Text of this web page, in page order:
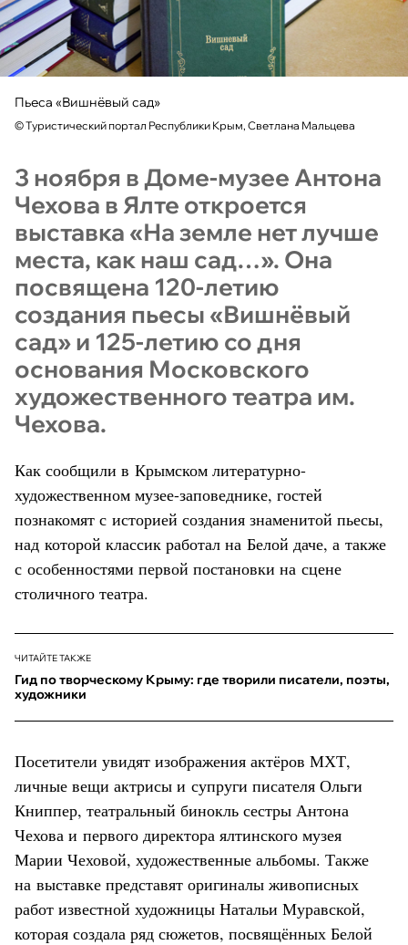
Пьеса «Вишнёвый сад»
©Туристический портал Республики Крым, Светлана Мальцева
3 ноября в Доме-музее Антона
Чехова в Ялте откроется
выставка «На земле нет лучше
места, как наш сад…». Она
посвящена 120-летию
создания пьесы «Вишнёвый
сад» и 125-летию со дня
основания Московского
художественного театра им.
Чехова.
Как сообщили в Крымском литературно-
художественном музее-заповеднике, гостей
познакомят с историей создания знаменитой пьесы,
над которой классик работал на Белой даче, а также
с особенностями первой постановки на сцене
столичного театра.
ЧИТАЙТЕ ТАКЖЕ
Гид по творческому Крыму: где творили писатели, поэты,
художники
Посетители увидят изображения актёров МХТ,
личные вещи актрисы и супруги писателя Ольги
Книппер, театральный бинокль сестры Антона
Чехова и первого директора ялтинского музея
Марии Чеховой, художественные альбомы. Также
на выставке представят оригиналы живописных
работ известной художницы Натальи Муравской,
которая создала ряд сюжетов, посвящённых Белой